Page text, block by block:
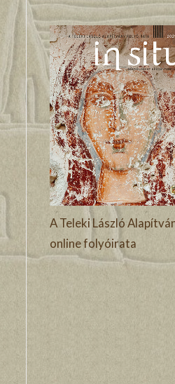
A Teleki László
online folyóirata